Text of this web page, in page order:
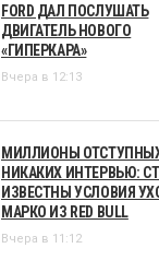
FORD ДАЛ ПОСЛУШАТЬ
ДВИГАТЕЛЬ НОВОГО
«ГИПЕРКАРА»
Вчера в 12:13
МИЛЛИОНЫ
НИКАКИХ ИНТЕРВЬЮ:
ИЗВЕСТНЫ УСЛОВИЯ
МАРКО ИЗ RED BULL
Вчера в 11:12